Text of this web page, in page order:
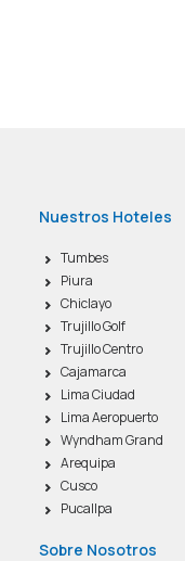
Nuestros Hoteles
Tumbes
Piura
Chiclayo
Trujillo Golf
Trujillo Centro
Cajamarca
Lima Ciudad
Lima Aeropuerto
Wyndham Grand
Arequipa
Cusco
Pucallpa
Sobre Nosotros